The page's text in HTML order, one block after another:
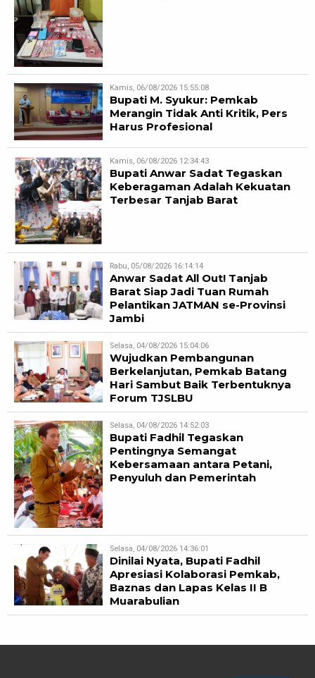
Kamis, 06/08/2026 15:55:08
Bupati M. Syukur: Pemkab
Merangin Tidak Anti Kritik, Pers
Harus Profesional
Kamis, 06/08/2026 12:34:43
Bupati Anwar Sadat Tegaskan
Keberagaman Adalah Kekuatan
Terbesar Tanjab Barat
Rabu, 05/08/2026 16:14:14
Anwar Sadat All Out! Tanjab
Barat Siap Jadi Tuan Rumah
Pelantikan JATMAN se-Provinsi
Jambi
Selasa, 04/08/2026 15:04:06
Wujudkan Pembangunan
Berkelanjutan, Pemkab Batang
Hari Sambut Baik Terbentuknya
Forum TJSLBU
Selasa, 04/08/2026 14:52:03
Bupati Fadhil Tegaskan
Pentingnya Semangat
Kebersamaan antara Petani,
Penyuluh dan Pemerintah
Selasa, 04/08/2026 14:36:01
Dinilai Nyata, Bupati Fadhil
Apresiasi Kolaborasi Pemkab,
Baznas dan Lapas Kelas II B
Muarabulian